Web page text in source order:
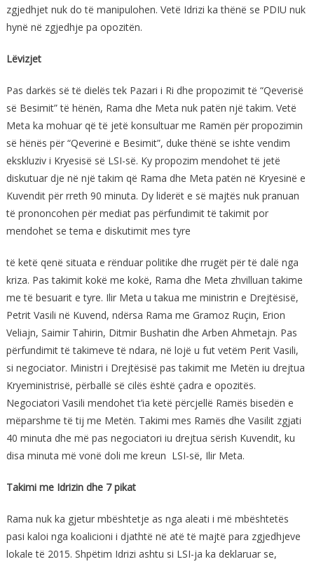
zgjedhjet nuk do të manipulohen. Vetë Idrizi ka thënë se PDIU nuk
hynë në zgjedhje pa opozitën.
Lëvizjet
Pas darkës së të dielës tek Pazari i Ri dhe propozimit të “Qeverisë
së Besimit” të hënën, Rama dhe Meta nuk patën një takim. Vetë
Meta ka mohuar që të jetë konsultuar me Ramën për propozimin
së hënës për “Qeverinë e Besimit”, duke thënë se ishte vendim
ekskluziv i Kryesisë së LSI-së. Ky propozim mendohet të jetë
diskutuar dje në një takim që Rama dhe Meta patën në Kryesinë e
Kuvendit për rreth 90 minuta. Dy liderët e së majtës nuk pranuan
të prononcohen për mediat pas përfundimit të takimit por
mendohet se tema e diskutimit mes tyre
të ketë qenë situata e rënduar politike dhe rrugët për të dalë nga
kriza. Pas takimit kokë me kokë, Rama dhe Meta zhvilluan takime
me të besuarit e tyre. Ilir Meta u takua me ministrin e Drejtësisë,
Petrit Vasili në Kuvend, ndërsa Rama me Gramoz Ruçin, Erion
Veliajn, Saimir Tahirin, Ditmir Bushatin dhe Arben Ahmetajn. Pas
përfundimit të takimeve të ndara, në lojë u fut vetëm Perit Vasili,
si negociator. Ministri i Drejtësisë pas takimit me Metën iu drejtua
Kryeministrisë, përballë së cilës është çadra e opozitës.
Negociatori Vasili mendohet t’ia ketë përcjellë Ramës bisedën e
mëparshme të tij me Metën. Takimi mes Ramës dhe Vasilit zgjati
40 minuta dhe më pas negociatori iu drejtua sërish Kuvendit, ku
disa minuta më vonë doli me kreun LSI-së, Ilir Meta.
Takimi me Idrizin dhe 7 pikat
Rama nuk ka gjetur mbështetje as nga aleati i më mbështetës
pasi kaloi nga koalicioni i djathtë në atë të majtë para zgjedhjeve
lokale të 2015. Shpëtim Idrizi ashtu si LSI-ja ka deklaruar se,